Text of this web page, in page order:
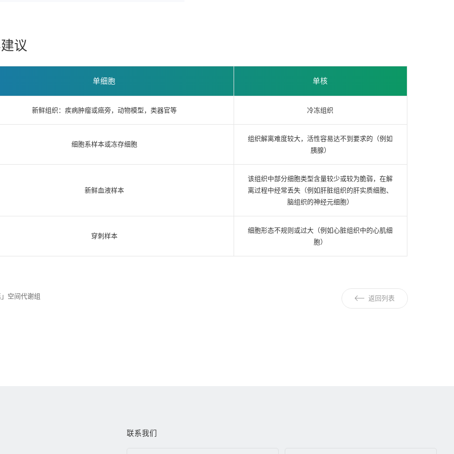
议
单细胞 单核
新鲜组织：疾病肿瘤或癌旁，动物模型，类器官等 冷冻组织
细胞系样本或冻存细胞
组织解离难度较大，活性容易达不到要求的（例如
胰腺）
新鲜血液样本
该组织中部分细胞类型含量较少或较为脆弱，在解
离过程中经常丢失（例如肝脏组织的肝实质细胞、
脑组织的神经元细胞）
穿刺样本
细胞形态不规则或过大（例如心脏组织中的心肌细
胞）
返回列表
空间代谢组
联系我们